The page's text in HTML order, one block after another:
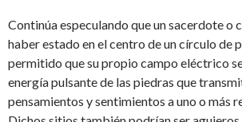
Continúa especulando que un sacerdote o
haber estado en el centro de un círculo de
permitido que su propio campo eléctrico
energía pulsante de las piedras que
pensamientos y sentimientos a uno o más